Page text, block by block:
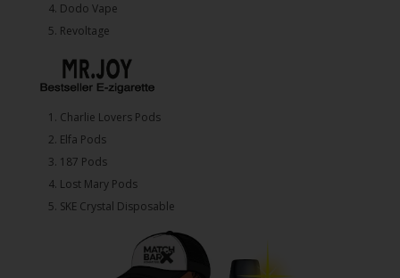
4.⁠ ⁠⁠Dodo Vape
5. ⁠Revoltage
1.⁠ ⁠Charlie Lovers Pods
2.⁠ ⁠⁠Elfa Pods
3.⁠ ⁠⁠187 Pods
4.⁠ ⁠⁠Lost Mary Pods
5.⁠ ⁠⁠SKE Crystal Disposable